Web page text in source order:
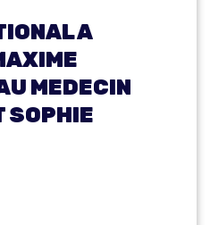
A
MEDECIN
SOPHIE